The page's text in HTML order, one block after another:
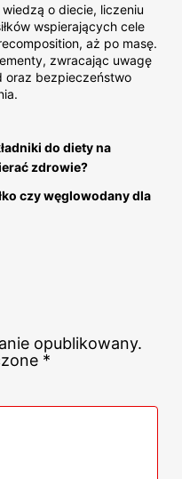
o diecie, liczeniu
wspierających cele
aż po masę.
zwracając uwagę
oraz bezpieczeństwo
do diety na
zdrowie?
czy węglowodany dla
opublikowany.
*